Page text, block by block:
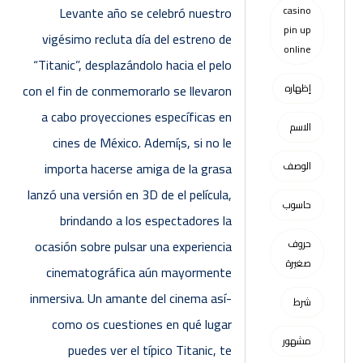
Levante año se celebró nuestro
vigésimo recluta día del estreno de
“Titanic”, desplazándolo hacia el pelo
con el fin de conmemorarlo se llevaron
a cabo proyecciones específicas en
cines de México. Ademí¡s, si no le
importa hacerse amiga de la grasa
lanzó una versión en 3D de el película,
brindando a los espectadores la
ocasión sobre pulsar una experiencia
cinematográfica aún mayormente
inmersiva.Un amante del cinema así­
como os cuestiones en qué lugar
puedes ver el típico Titanic, te
casino
pin up
online
إظهاره
الاسم
الوصف
حاسوب
حروف
صغيرة
شرط
مشهور